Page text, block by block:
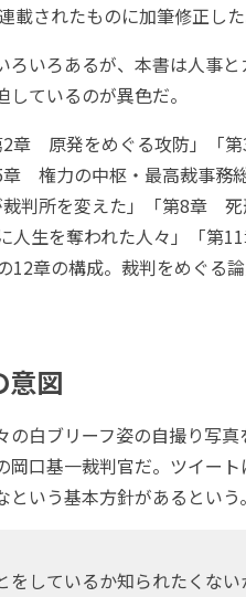
されたものに加筆修正した
いろあるが、本書は人事
ているのが異色だ。
章 原発をめぐる攻防」「
権力の中枢・最高裁事務
判所を変えた」「第8章
生を奪われた人々」「第
12章の構成。裁判をめぐる
意図
白ブリーフ姿の自撮り写
岡口基一裁判官だ。ツイー
いう基本方針があるという。
しているか知られたくな